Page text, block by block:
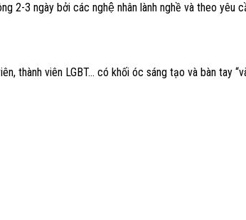
3 ngày bởi các nghệ nhân lành nghề và theo yêu
thành viên LGBT… có khối óc sáng tạo và bàn tay